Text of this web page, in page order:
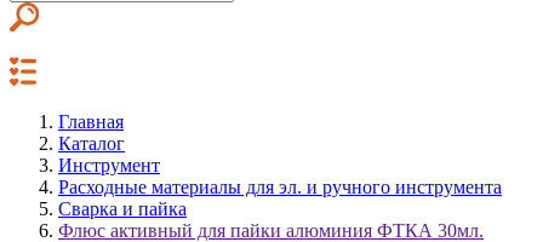
Главная
Каталог
Инструмент
Расходные материалы для эл. и ручного инструмента
Сварка и пайка
Флюс активный для пайки алюминия ФТКА 30мл.